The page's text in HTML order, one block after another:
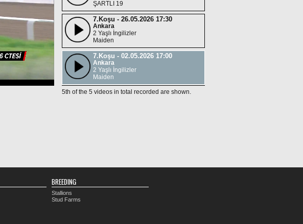
ŞARTLI 19
7.Koşu - 26.05.2026 17:30
Ankara
2 Yaşlı İngilizler
Maiden
7.Koşu - 02.05.2026 17:00
Ankara
2 Yaşlı İngilizler
Maiden
5th of the 5 videos in total recorded are shown.
BREEDING
Stallions
Stud Farms